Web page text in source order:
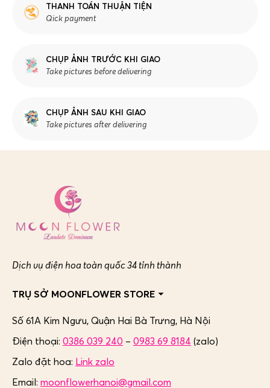
THANH TOÁN THUẬN TIỆN
Qick payment
CHỤP ẢNH TRƯỚC KHI GIAO
Take pictures before delivering
CHỤP ẢNH SAU KHI GIAO
Take pictures after delivering
Dịch vụ điện hoa toàn quốc 34 tỉnh thành
TRỤ SỞ MOONFLOWER STORE
Số 61A Kim Ngưu, Quận Hai Bà Trưng, Hà Nội
Điện thoại: 0386 039 240 – 0983 69 8184 (zalo)
Zalo đặt hoa: Link zalo
Email: moonflowerhanoi@gmail.com